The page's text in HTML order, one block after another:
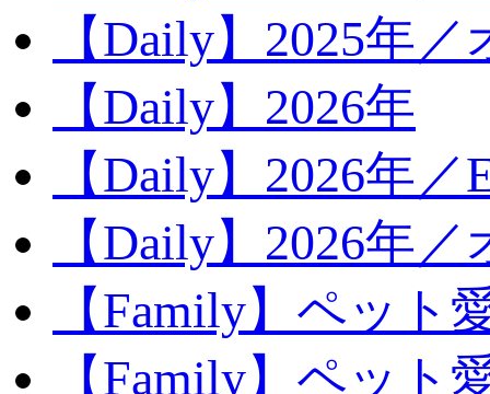
【Daily】2025年
【Daily】2026年
【Daily】2026年／
【Daily】2026年
【Family】ペット
【Family】ペット